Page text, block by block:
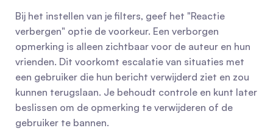
Bij het instellen van je filters, geef het "Reactie
verbergen" optie de voorkeur. Een verborgen
opmerking is alleen zichtbaar voor de auteur en hun
vrienden. Dit voorkomt escalatie van situaties met
een gebruiker die hun bericht verwijderd ziet en zou
kunnen terugslaan. Je behoudt controle en kunt later
beslissen om de opmerking te verwijderen of de
gebruiker te bannen.